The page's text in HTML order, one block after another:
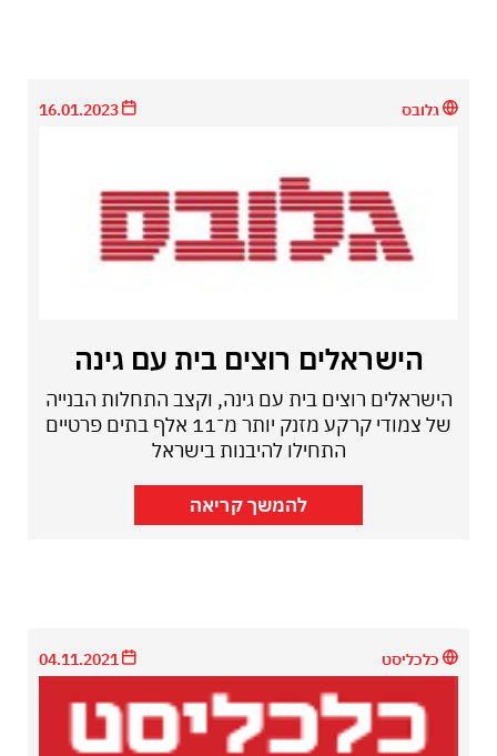
גלובס
הישראלים רוצים בית עם גינה
הישראלים רוצים בית עם גינה, וקצב התחלות הבנייה
של צמודי קרקע מזנק יותר מ־11 אלף בתים פרטיים
התחילו להיבנות בישראל
להמשך קריאה
כלכליסט